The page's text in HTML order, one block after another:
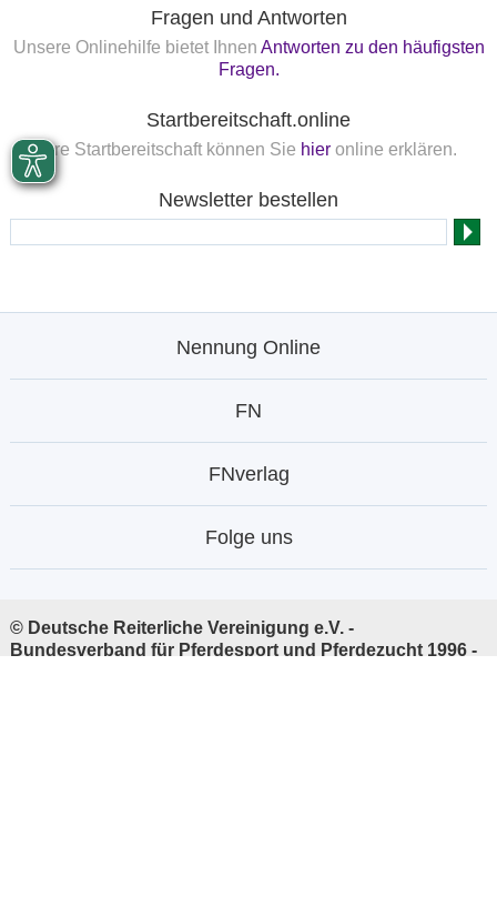
Fragen und Antworten
Unsere Onlinehilfe bietet Ihnen Antworten zu den häufigsten
Fragen.
Startbereitschaft.online
Ihre Startbereitschaft können Sie hier online erklären.
Newsletter bestellen
Nennung Online
FN
FNverlag
Folge uns
© Deutsche Reiterliche Vereinigung e.V. -
Bundesverband für Pferdesport und Pferdezucht 1996 -